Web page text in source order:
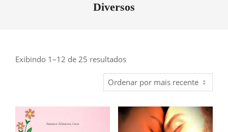
Diversos
Exibindo 1–12 de 25 resultadosClassificado
por
mais